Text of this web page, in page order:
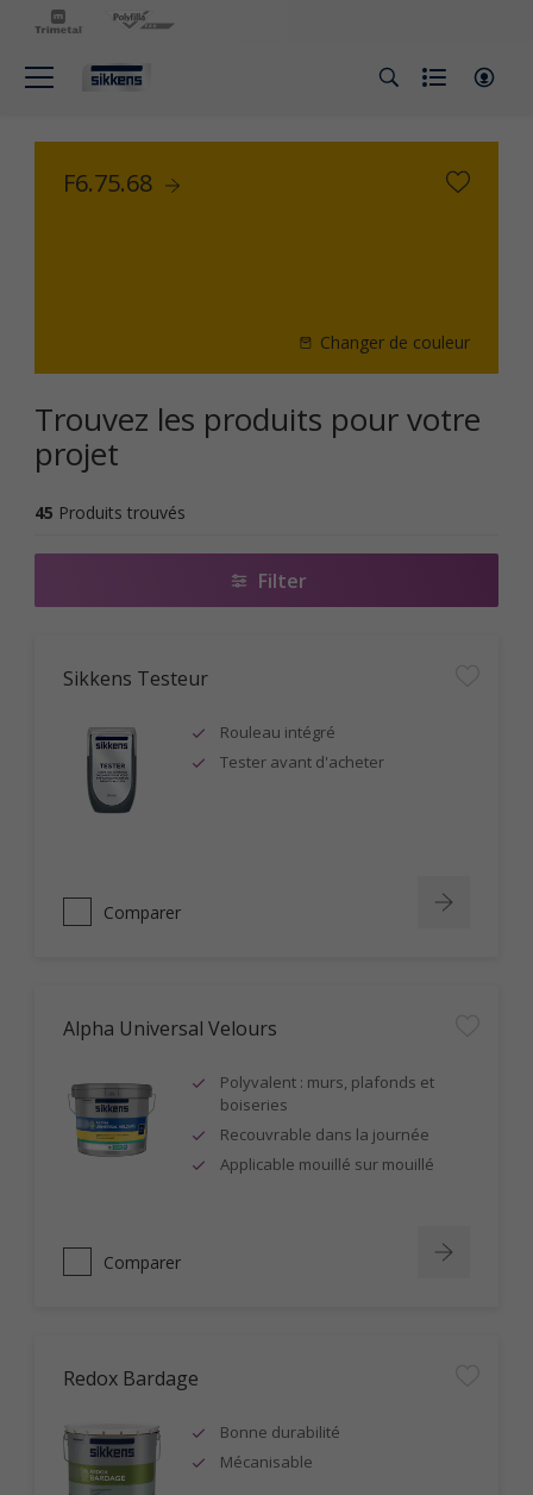
F6.75.68
Changer de couleur
Trouvez les produits pour votre
projet
45 Produits trouvés
Filter
Sikkens Testeur
Rouleau intégré
Tester avant d'acheter
Comparer
Alpha Universal Velours
Polyvalent : murs, plafonds et
boiseries
Recouvrable dans la journée
Applicable mouillé sur mouillé
Comparer
Redox Bardage
Bonne durabilité
Mécanisable